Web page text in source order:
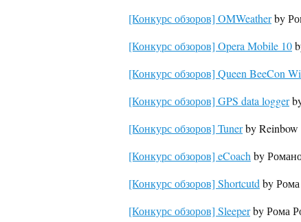
[Конкурс обзоров] OMWeatherby
[Конкурс обзоров] Opera Mobile 10
[Конкурс обзоров] Queen BeeCon
[Конкурс обзоров] GPS data logger
[Конкурс обзоров] Tunerby Reinbow
[Конкурс обзоров] eCoach by
[Конкурс обзоров] Shortcutd by
[Конкурс обзоров] Sleeperby Рома